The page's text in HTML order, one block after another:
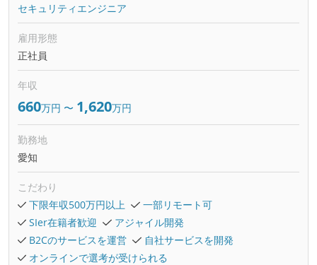
セキュリティエンジニア
雇用形態
正社員
年収
660万円 〜 1,620万円
勤務地
愛知
こだわり
下限年収500万円以上
一部リモート可
SIer在籍者歓迎
アジャイル開発
B2Cのサービスを運営
自社サービスを開発
オンラインで選考が受けられる